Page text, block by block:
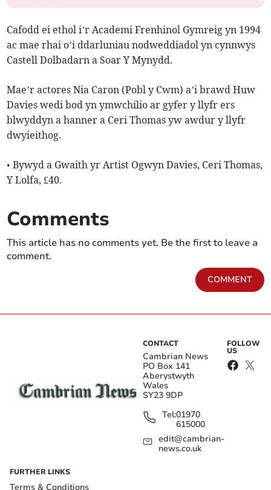
Cafodd ei ethol i’r Academi Frenhinol Gymreig yn 1994
ac mae rhai o’i ddarluniau nodweddiadol yn cynnwys
Castell Dolbadarn a Soar Y Mynydd.
Mae’r actores Nia Caron (Pobl y Cwm) a’i brawd Huw
Davies wedi bod yn ymwchilio ar gyfer y llyfr ers
blwyddyn a hanner a Ceri Thomas yw awdur y llyfr
dwyieithog.
• Bywyd a Gwaith yr Artist Ogwyn Davies, Ceri Thomas,
Y Lolfa, £40.
Comments
This article has no comments yet. Be the first to leave a
comment.
COMMENT
CONTACT
Cambrian News
PO Box 141
Aberystwyth
Wales
SY23 9DP
Tel:01970
615000
edit@cambrian-
news.co.uk
FOLLOW
US
FURTHER LINKS
Terms & Conditions